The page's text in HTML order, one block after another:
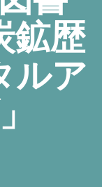
歴
ルア